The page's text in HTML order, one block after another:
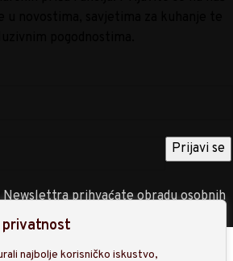
privatnost
najbolje korisničko iskustvo,
prihvaćate obradu osobnih
Politici privatnosti